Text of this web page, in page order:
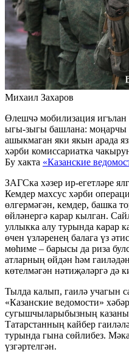
Михаил Захаров
Өлешчә мобилизация
ыгы-зыгы башлана: моңарчы
ашыкмаган яки якын арада
хәрби комиссариатка
Бу хакта «Казанские
ЗАГСка хәзер ир-егетләре
Кемдер махсус хәрби
өлгермәгән, кемдер, башка
өйләнергә карар кылган.
уллыкка алу турында карар
өчен үзләренең балага үз
мөһиме – барысы да риза
атларның өйдән һәм
көтелмәгән нәтиҗәләргә дә
Тылда калып, гаилә учагын
«Казанские ведомости»
сугышчыларыбызның
Татарстанның кайбер
турында гына сөйлибез.
үзгәртелгән.